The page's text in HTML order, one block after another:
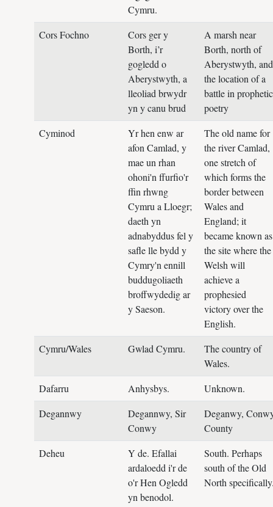
Cymru.
Cors Fochno
Cors ger y
Borth, i’r
gogledd o
Aberystwyth, a
lleoliad brwydr
yn y canu brud
A marsh near
Borth, north of
Aberystwyth, and
the location of a
battle in prophetic
poetry
Cyminod
Yr hen enw ar
afon Camlad, y
mae un rhan
ohoni'n ffurfio'r
ffin rhwng
Cymru a Lloegr;
daeth yn
adnabyddus fel y
safle lle bydd y
Cymry'n ennill
buddugoliaeth
broffwydedig ar
y Saeson.
The old name for
the river Camlad,
one stretch of
which forms the
border between
Wales and
England; it
became known as
the site where the
Welsh will
achieve a
prophesied
victory over the
English.
Cymru/Wales
Gwlad Cymru.
The country of
Wales.
Dafarru
Anhysbys.
Unknown.
Degannwy
Degannwy, Sir
Conwy
Deganwy,
County
Deheu
Y de. Efallai
ardaloedd i'r de
o'r Hen Ogledd
yn benodol.
South. Perhaps
south of the Old
North